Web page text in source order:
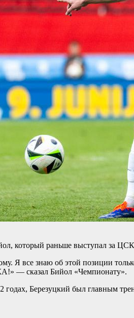
который раньше выступал за
Я все знаю об этой позиции
— сказал Бийол «Чемпионату».
Березуцкий был главным